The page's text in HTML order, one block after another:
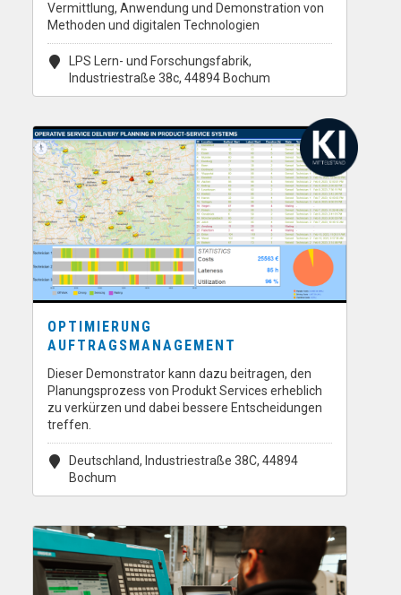
Vermittlung, Anwendung und Demonstration von
Methoden und digitalen Technologien
LPS Lern- und Forschungsfabrik,
Industriestraße 38c, 44894 Bochum
OPTIMIERUNG
AUFTRAGSMANAGEMENT
Dieser Demonstrator kann dazu beitragen, den
Planungsprozess von Produkt Services erheblich
zu verkürzen und dabei bessere Entscheidungen
treffen.
Deutschland, Industriestraße 38C, 44894
Bochum